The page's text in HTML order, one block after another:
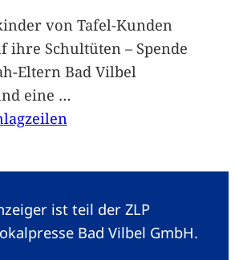
von Tafel-Kunden
ihre Schultüten – Spende
Eltern Bad Vilbel
eine …
ist teil der ZLP
Bad Vilbel GmbH.